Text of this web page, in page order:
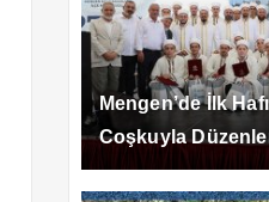
Mengen’de İlk
Coşkuyla